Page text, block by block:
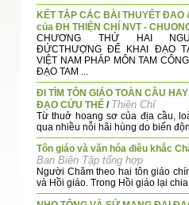
KẾT TẬP CÁC BÀI THUYẾT ĐAO
của ĐH THIỆN CHÍ NVT - CHUONG
CHƯƠNG THỨ HAI
ĐỨCTHƯỢNG ĐẾ KHAI ĐẠO
VIỆT NAM PHÁP MÔN TAM
ĐẠO TAM ...
ĐI TÌM TÔN GIÁO TOÀN CẦU
ĐẠO CỨU THẾ / Thiện Chí
Từ thuở hoang sơ của địa cầu,
qua nhiều nỗi hãi hùng do biến
Tôn giáo và văn hóa điêu khắc
Ban Biên Tập tổng hợp
Người Chăm theo hai tôn giáo
và Hồi giáo. Trong Hồi giáo lại chia